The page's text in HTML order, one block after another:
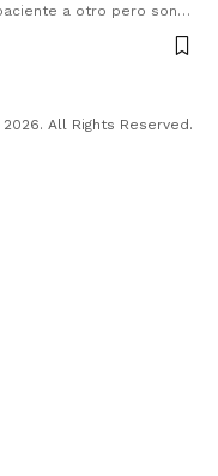
a otro pero son…
All Rights Reserved.